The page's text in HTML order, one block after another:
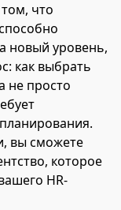
что
новый уровень,
как выбрать
не просто
вы сможете
которое
HR-